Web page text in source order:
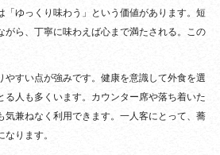
「ゆっくり味わう」という価値があります。短
がら、丁寧に味わえば心まで満たされる。この
やすい点が強みです。健康を意識して外食を選
る人も多くいます。カウンター席や落ち着いた
気兼ねなく利用できます。一人客にとって、蕎
ります。